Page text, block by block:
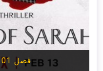
فصل 01 (قسمت 08)